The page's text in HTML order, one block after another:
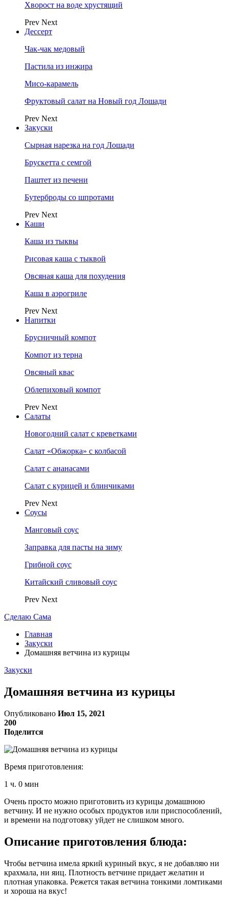
Хворост на воде хрустящий
Prev Next
Дессерт
Чак-чак медовый
Пастила из инжира
Мисо-карамель
Фруктовый салат на Новый год Лошади
Prev Next
Закуски
Сырная нарезка на год Лошади
Брускетта с семгой
Паштет из печени
Бутерброды со шпротами
Prev Next
Каши
Каша из тыквы
Рисовая каша с тыквой
Овсяная каша для похудения
Каша в аэрогриле
Prev Next
Напитки
Брусничный компот
Компот из терна
Овсяный квас
Облепиховый компот
Prev Next
Салаты
Новогодний салат с креветками
Салат «Обжорка» с колбасой
Салат с ананасами
Салат с курицей и блинчиками
Prev Next
Соусы
Манговый соус
Заправка для пасты на зиму
Грибной соус
Китайский сливовый соус
Prev Next
Сделаю Сама
Главная
Закуски
Домашняя ветчина из курицы
Закуски
Домашняя ветчина из курицы
Опубликовано Июл 15, 2021
200
Поделится
Время приготовления:
1 ч. 0 мин
Очень просто можно приготовить из курицы домашнюю
ветчину. И не нужно особых продуктов или приспособлений,
и времени на подготовку уйдет не слишком много.
Описание приготовления блюда:
Чтобы ветчина имела яркий куриный вкус, я не добавляю ни
крахмала, ни яиц. Плотность ветчине придает желатин и
плотная упаковка. Режется такая ветчина тонкими ломтиками
и хороша на вкус!